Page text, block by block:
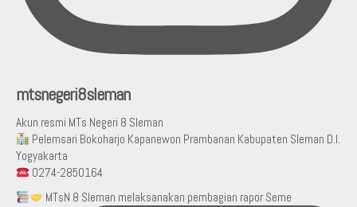
mtsnegeri8sleman
Akun resmi MTs Negeri 8 Sleman
Pelemsari Bokoharjo Kapanewon Prambanan Kabupaten Sleman D.I.
Yogyakarta
0274-2850164
MTsN 8 Sleman melaksanakan pembagian rapor Seme